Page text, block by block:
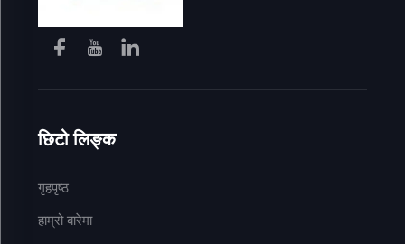
छिटो लिङ्क
गृहपृष्ठ
हाम्रो बारेमा